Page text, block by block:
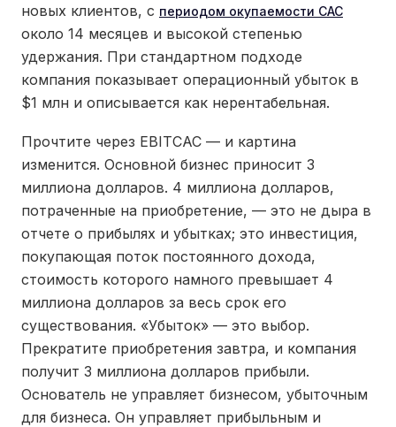
новых клиентов, с периодом окупаемости CAC
около 14 месяцев и высокой степенью
удержания. При стандартном подходе
компания показывает операционный убыток в
$1 млн и описывается как нерентабельная.
Прочтите через EBITCAC — и картина
изменится. Основной бизнес приносит 3
миллиона долларов. 4 миллиона долларов,
потраченные на приобретение, — это не дыра в
отчете о прибылях и убытках; это инвестиция,
покупающая поток постоянного дохода,
стоимость которого намного превышает 4
миллиона долларов за весь срок его
существования. «Убыток» — это выбор.
Прекратите приобретения завтра, и компания
получит 3 миллиона долларов прибыли.
Основатель не управляет бизнесом, убыточным
для бизнеса. Он управляет прибыльным и